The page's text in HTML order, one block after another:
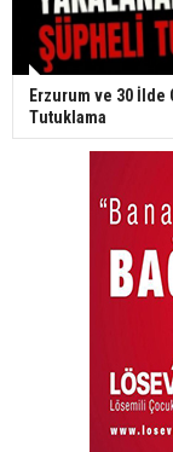
Erzurum ve 30 İlde
Tutuklama